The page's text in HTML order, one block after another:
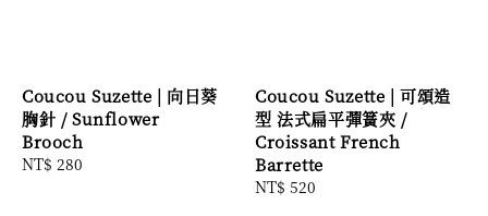
Coucou Suzette | 向日葵
胸針 / Sunflower
Brooch
Regular
NT$ 280
Coucou Suzette | 可頌造
型 法式扁平彈簧夾 /
Croissant French
Barrette
Regular
NT$ 520